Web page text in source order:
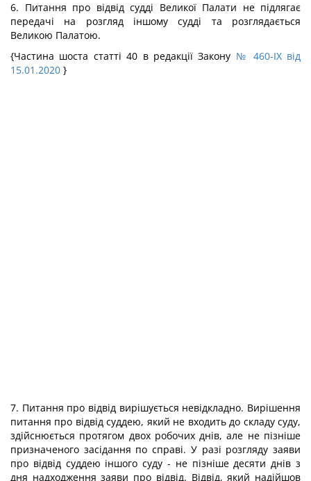
6. Питання про відвід судді Великої Палати не підлягає
передачі на розгляд іншому судді та розглядається
Великою Палатою.
{Частина шоста статті 40 в редакції Закону № 460-IX від
15.01.2020 }
7. Питання про відвід вирішується невідкладно. Вирішення
питання про відвід суддею, який не входить до складу суду,
здійснюється протягом двох робочих днів, але не пізніше
призначеного засідання по справі. У разі розгляду заяви
про відвід суддею іншого суду - не пізніше десяти днів з
дня надходження заяви про відвід. Відвід, який надійшов